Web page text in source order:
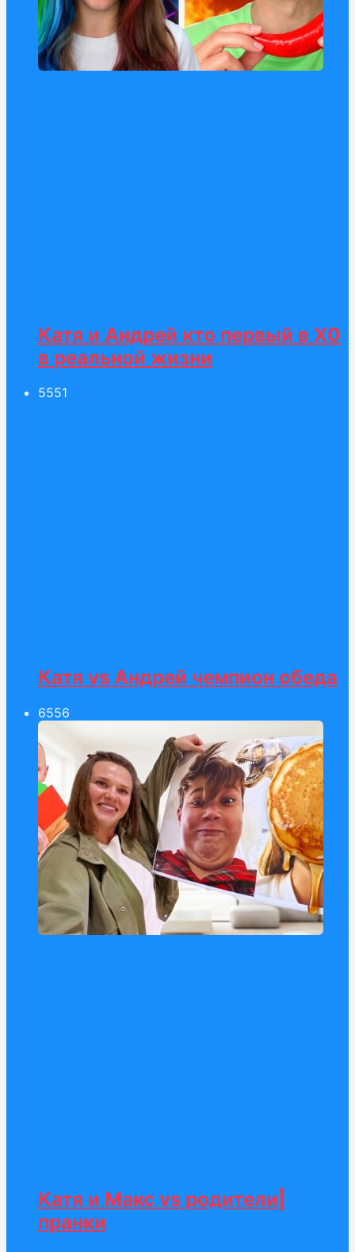
Катя и Андрей кто первый в Х0
в реальной жизни
5551
Катя vs Андрей чемпион обеда
6556
Катя и Макс vs родители|
пранки